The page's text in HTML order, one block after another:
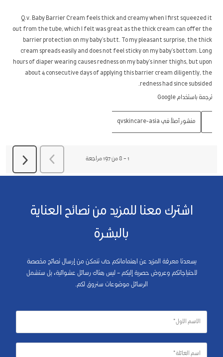
5
نجوم.
Q.v. Baby Barrier Cream feels thick and creamy when I first squeezed it
out from the tube, which I felt was great as the thick cream can offer the
barrier protection on my baby's butt. To my pleasant surprise, the thick
cream spreads easily and does not feel sticky on my baby's bottom. Long
hours of diaper wearing causes redness on my baby's inner thighs, but upon
about 4 consecutive days of applying this barrier cream diligently, the
redness had since subsided.
ترجمة باستخدام Google
منشور أصلاً في qvskincare-asia
1
–8 من 197 مراجعة السابق مراجعةالتالي
مراجعة
اشترك معنا للمزيد من نصائح العناية
بالبشرة
يسعدنا معرفة المزيد عن اهتماماتكم حتى نتمكن من إرسال نصائح مخصصة
لاحتياجاتكم وعروض حصرية إليكم – ليس هناك رسائل عشوائية، بل ستشمل
الرسائل موضوعات ستروق لكم.